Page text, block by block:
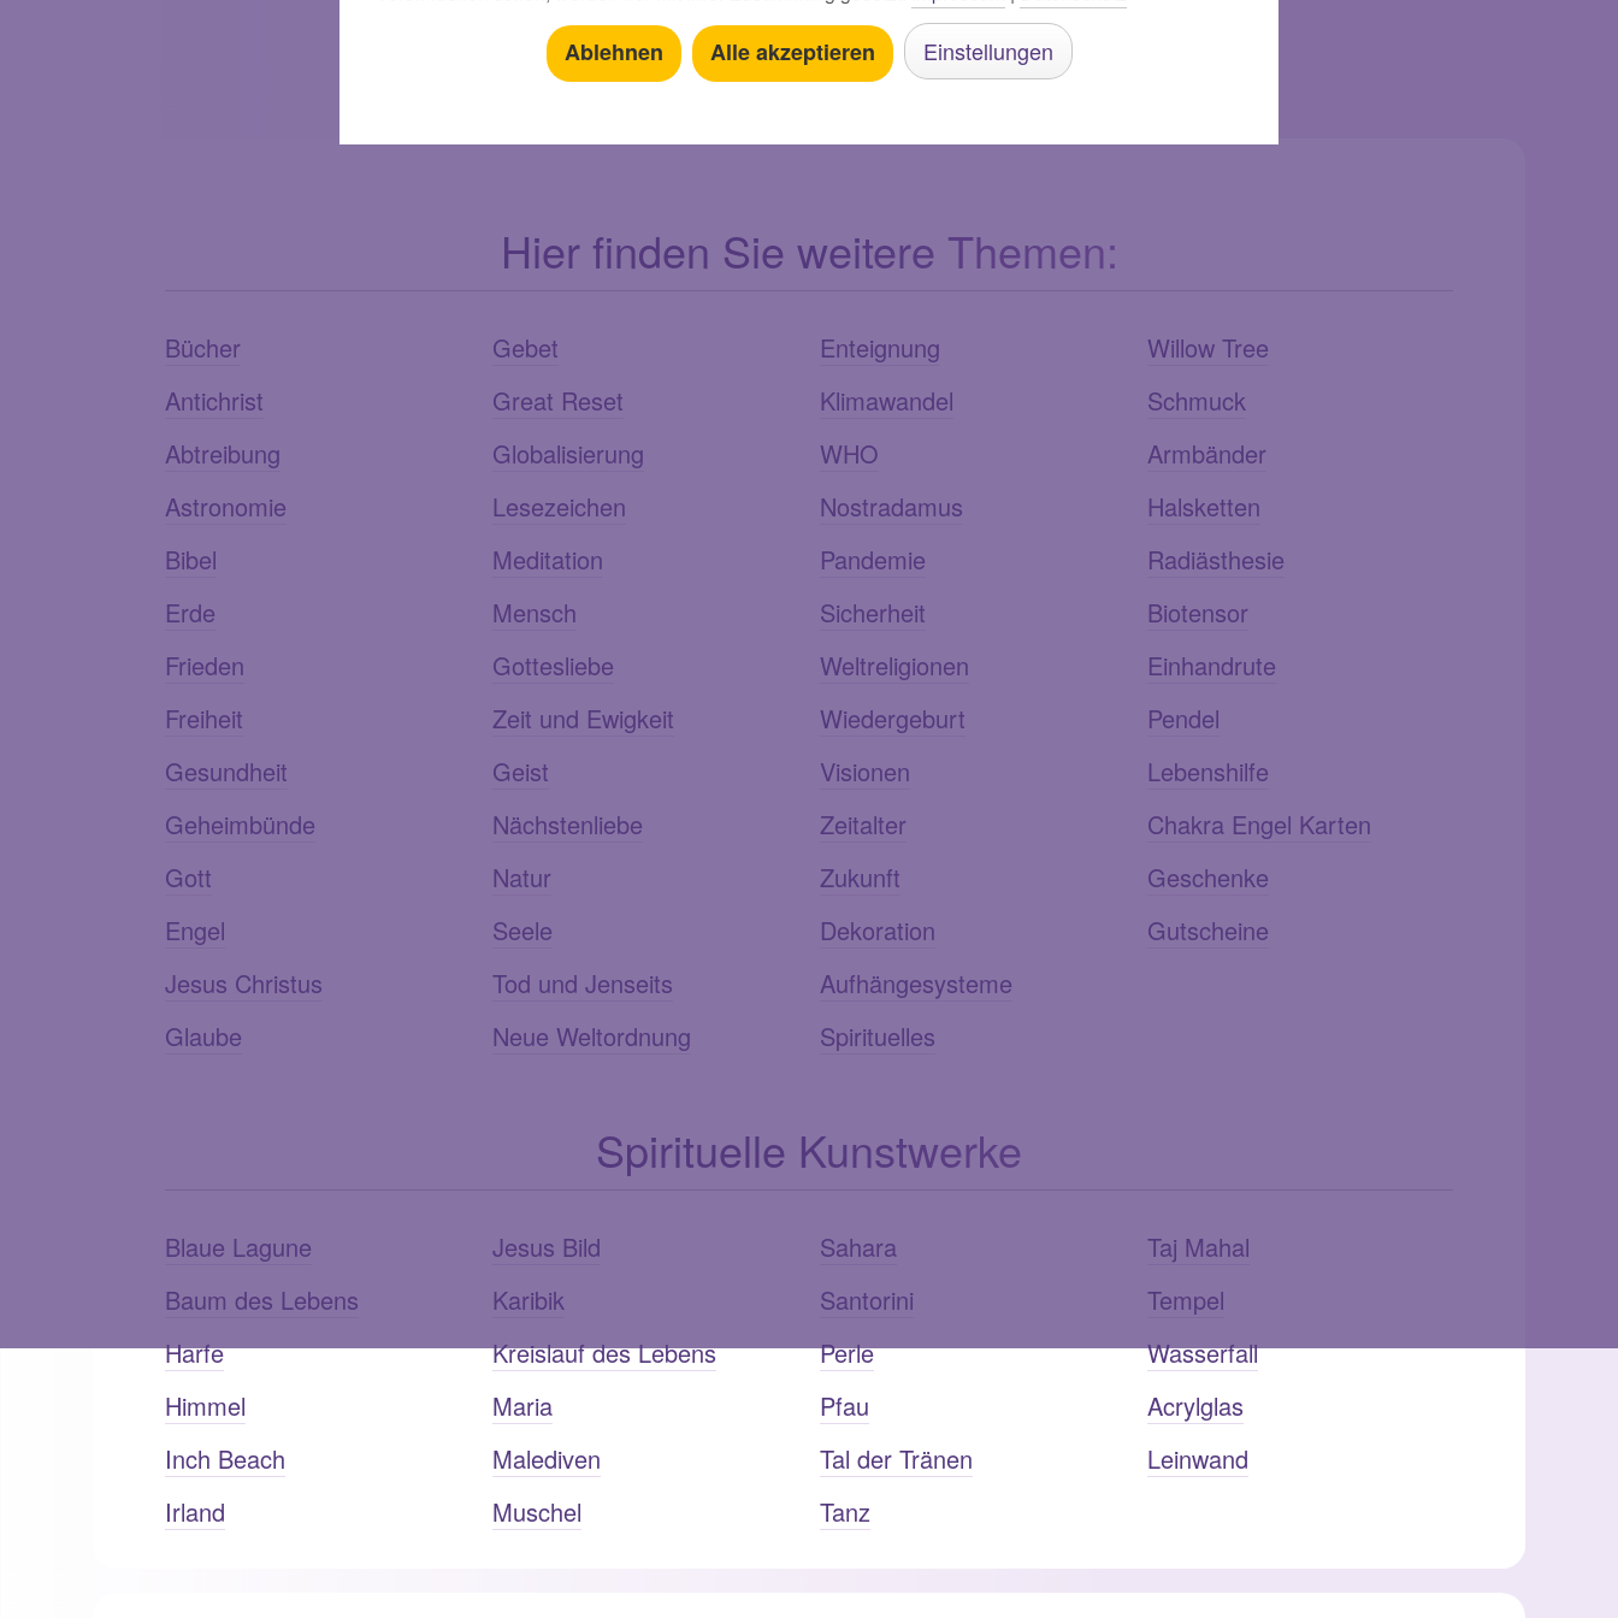
Jetzt teilen:
Hier finden Sie weitere Themen:
Bücher
Antichrist
Abtreibung
Astronomie
Bibel
Erde
Frieden
Freiheit
Gesundheit
Geheimbünde
Gott
Engel
Jesus Christus
Glaube
Gebet
Great Reset
Globalisierung
Lesezeichen
Meditation
Mensch
Gottesliebe
Zeit und Ewigkeit
Geist
Nächstenliebe
Natur
Seele
Tod und Jenseits
Neue Weltordnung
Enteignung
Klimawandel
WHO
Nostradamus
Pandemie
Sicherheit
Weltreligionen
Wiedergeburt
Visionen
Zeitalter
Zukunft
Dekoration
Aufhängesysteme
Spirituelles
Willow Tree
Schmuck
Armbänder
Halsketten
Radiästhesie
Biotensor
Einhandrute
Pendel
Lebenshilfe
Chakra Engel Karten
Geschenke
Gutscheine
Spirituelle Kunstwerke
Blaue Lagune
Baum des Lebens
Harfe
Himmel
Inch Beach
Irland
Jesus Bild
Karibik
Kreislauf des Lebens
Maria
Malediven
Muschel
Sahara
Santorini
Perle
Pfau
Tal der Tränen
Tanz
Taj Mahal
Tempel
Wasserfall
Acrylglas
Leinwand
Ablehnen Alle akzeptieren Einstellungen